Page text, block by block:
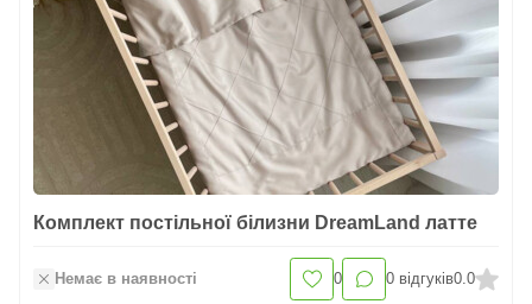
Комплект постільної білизни DreamLand латте
Немає в наявності 0 0 відгуків0.0